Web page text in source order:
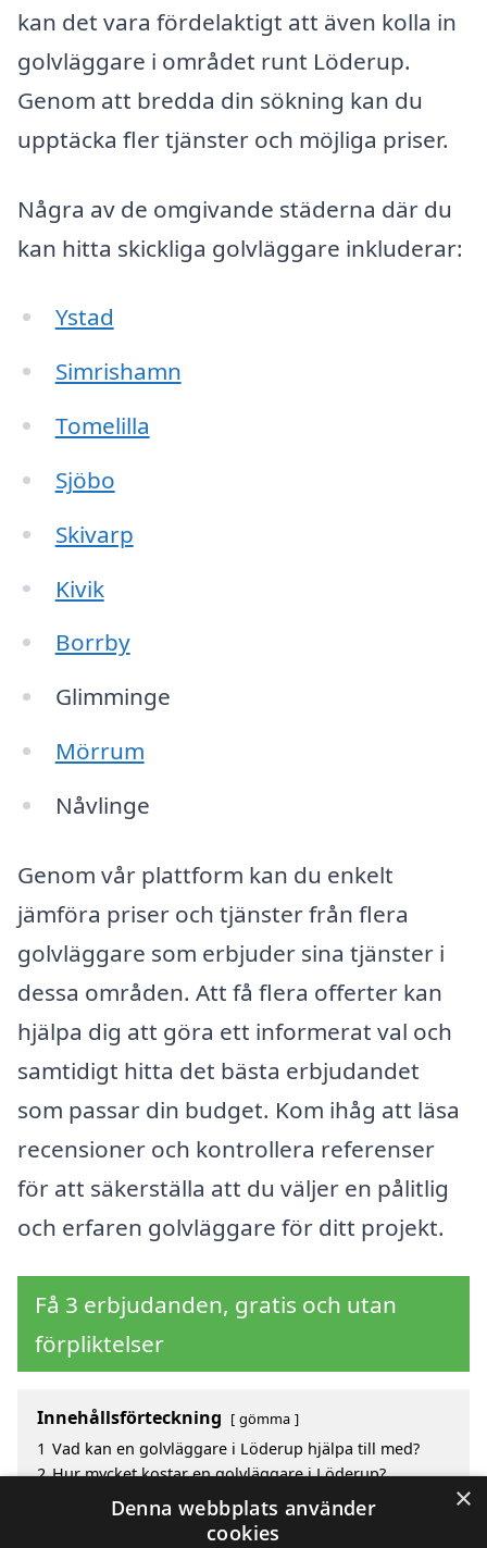
kan det vara fördelaktigt att även kolla in
golvläggare i området runt Löderup.
Genom att bredda din sökning kan du
upptäcka fler tjänster och möjliga priser.
Några av de omgivande städerna där du
kan hitta skickliga golvläggare inkluderar:
Ystad
Simrishamn
Tomelilla
Sjöbo
Skivarp
Kivik
Borrby
Glimminge
Mörrum
Nåvlinge
Genom vår plattform kan du enkelt
jämföra priser och tjänster från flera
golvläggare som erbjuder sina tjänster i
dessa områden. Att få flera offerter kan
hjälpa dig att göra ett informerat val och
samtidigt hitta det bästa erbjudandet
som passar din budget. Kom ihåg att läsa
recensioner och kontrollera referenser
för att säkerställa att du väljer en pålitlig
och erfaren golvläggare för ditt projekt.
Få 3 erbjudanden, gratis och utan
förpliktelser
Innehållsförteckning gömma
1 Vad kan en golvläggare i Löderup hjälpa till med?
2 Hur mycket kostar en golvläggare i Löderup?
Fördelar med att välja golvläggare i Löderup
Sök efter en skicklig golvläggare i de omgivande
×
Denna webbplats använder
cookies